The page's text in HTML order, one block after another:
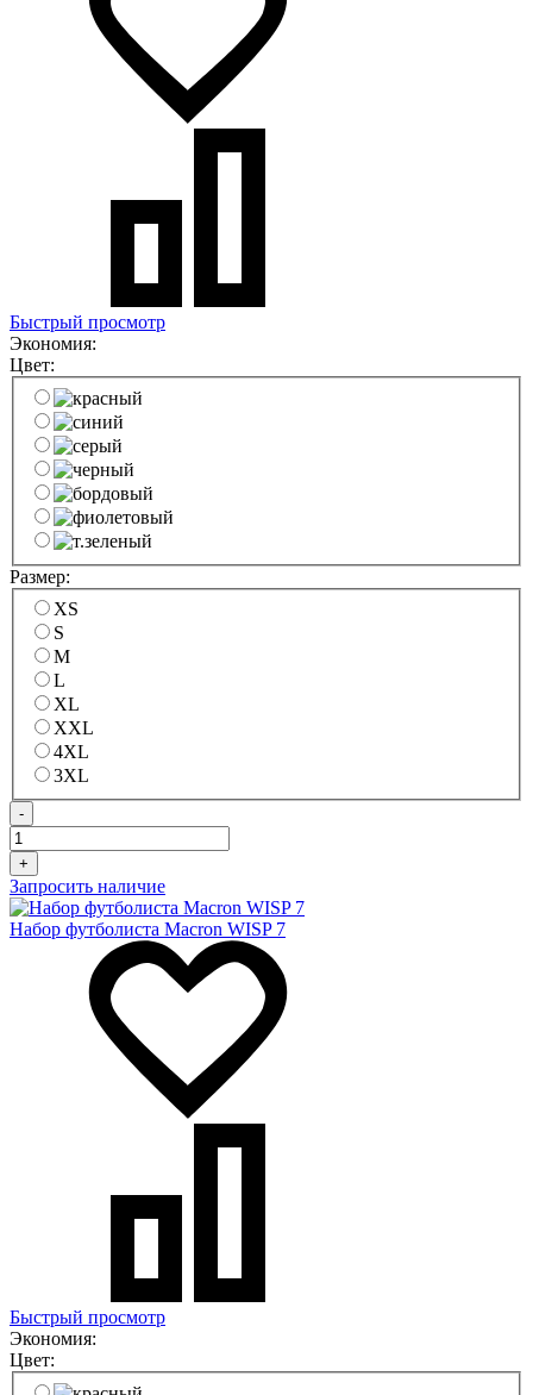
Быстрый просмотр
Экономия:
Цвет:
Размер:
XS
S
M
L
XL
XXL
4XL
3XL
-
+
Запросить наличие
Набор футболиста Macron WISP 7
Быстрый просмотр
Экономия:
Цвет: